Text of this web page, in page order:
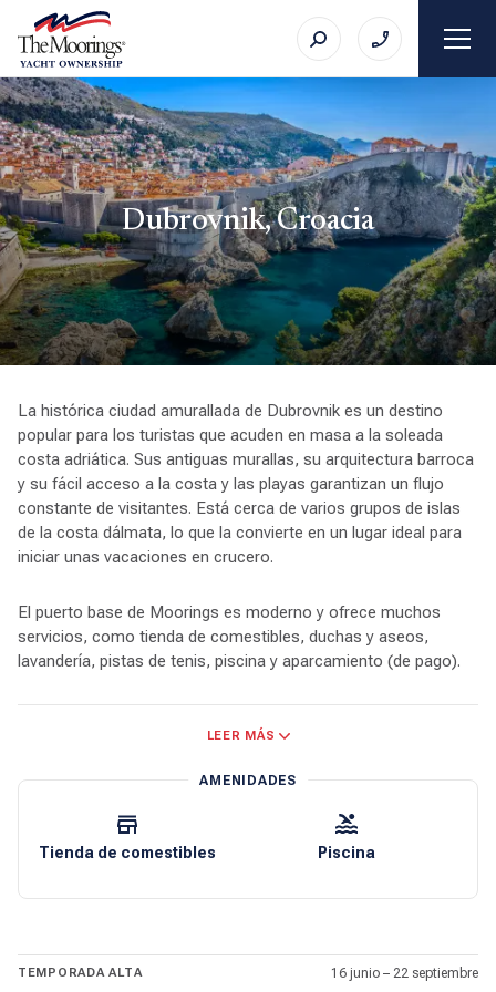
Dubrovnik, Croacia
La histórica ciudad amurallada de Dubrovnik es un destino
popular para los turistas que acuden en masa a la soleada
costa adriática. Sus antiguas murallas, su arquitectura barroca
y su fácil acceso a la costa y las playas garantizan un flujo
constante de visitantes. Está cerca de varios grupos de islas
de la costa dálmata, lo que la convierte en un lugar ideal para
iniciar unas vacaciones en crucero.
El puerto base de Moorings es moderno y ofrece muchos
servicios, como tienda de comestibles, duchas y aseos,
lavandería, pistas de tenis, piscina y aparcamiento (de pago).
Konzum. Este mercado local vende productos variados, como
lácteos y carne fresca.
Tanto si busca playas vírgenes, una vida nocturna activa,
tubo, como si simplemente le gusta navegar, en las aguas
de historia. Dubrovnik le sitúa cerca de docenas de islas de
LEER MÁS
AMENIDADES
Tienda de comestibles Piscina
TEMPORADA ALTA 16 junio – 22 septiembre